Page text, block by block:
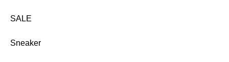
SALE
Sneaker